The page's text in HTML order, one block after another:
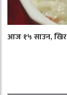
आज १५ साउन, खिर